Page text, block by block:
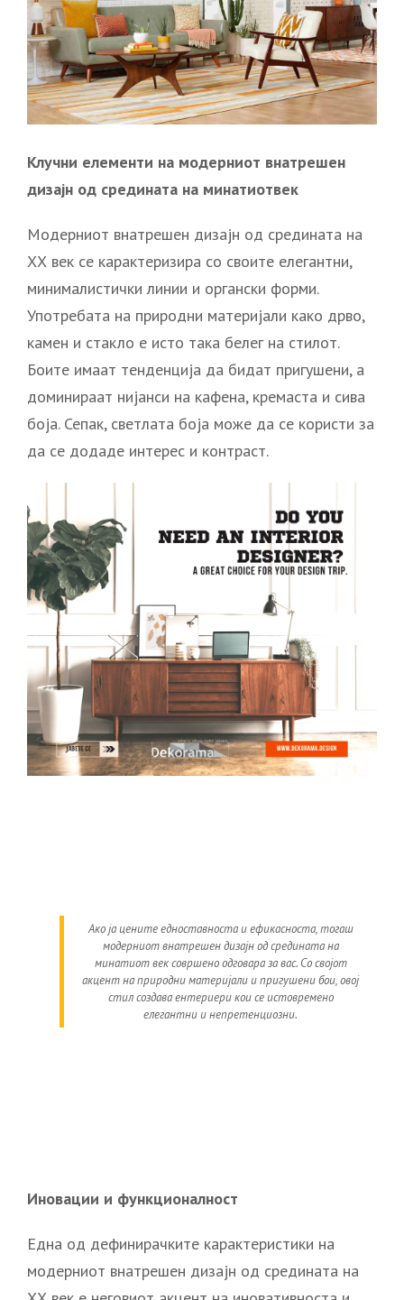
Клучни елементи на модерниот внатрешен
дизајн од средината на минатиотвек
Модерниот внатрешен дизајн од средината на
ХХ век се карактеризира со своите елегантни,
минималистички линии и органски форми.
Употребата на природни материјали како дрво,
камен и стакло е исто така белег на стилот.
Боите имаат тенденција да бидат пригушени, а
доминираат нијанси на кафена, кремаста и сива
боја. Сепак, светлата боја може да се користи за
да се додаде интерес и контраст.
Ако ја цените едноставноста и ефикасноста, тогаш
модерниот внатрешен дизајн од средината на
минатиот век совршено одговара за вас. Со својот
акцент на природни материјали и пригушени бои, овој
стил создава ентериери кои се истовремено
елегантни и непретенциозни.
Иновации и функционалност
Една од дефинирачките карактеристики на
модерниот внатрешен дизајн од средината на